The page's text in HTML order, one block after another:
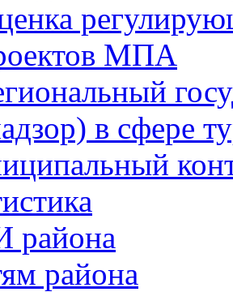
МПА
в сфере
района